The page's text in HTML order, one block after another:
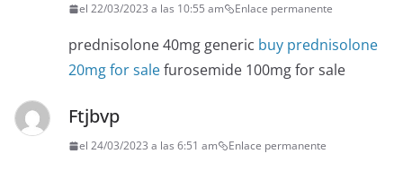
el 22/03/2023 a las 10:55 am Enlace permanente
prednisolone 40mg generic buy prednisolone
20mg for salefurosemide 100mg for sale
Ftjbvp
el 24/03/2023 a las 6:51 am Enlace permanente